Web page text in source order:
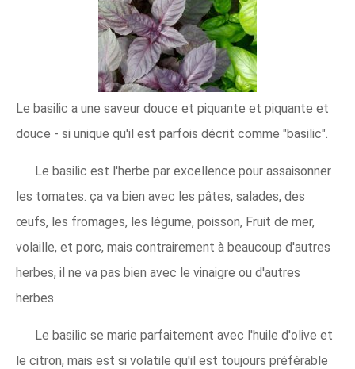
Le basilic a une saveur douce et piquante et piquante et
douce - si unique qu'il est parfois décrit comme "basilic".
Le basilic est l'herbe par excellence pour assaisonner
les tomates. ça va bien avec les pâtes, salades, des
œufs, les fromages, les légume, poisson, Fruit de mer,
volaille, et porc, mais contrairement à beaucoup d'autres
herbes, il ne va pas bien avec le vinaigre ou d'autres
herbes.
Le basilic se marie parfaitement avec l'huile d'olive et
le citron, mais est si volatile qu'il est toujours préférable